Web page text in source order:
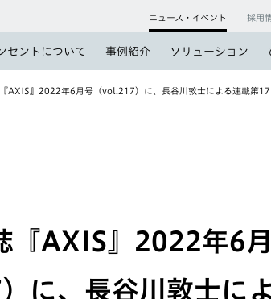
セントについて 事例紹介 ソリューション
ニュース・イベント 採用
AXIS』2022年6月号（vol.217）に、長谷川敦士による連載第
『AXIS』2022年6
に、長谷川敦士に